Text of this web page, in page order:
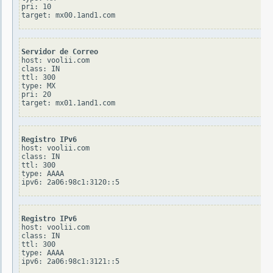
pri: 10
Servidor de Correo
host: voolii.com
class: IN
ttl: 300
type: MX
pri: 20
Registro IPv6
host: voolii.com
class: IN
ttl: 300
type: AAAA
Registro IPv6
host: voolii.com
class: IN
ttl: 300
type: AAAA